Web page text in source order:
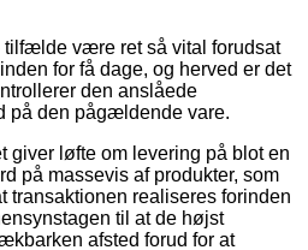
tilfælde være ret så vital forudsat
for få dage, og herved er det
den anslåede
på den pågældende vare.
giver løfte om levering på blot en
på massevis af produkter, som
transaktionen realiseres forinden
til at de højst
afsted forud for at